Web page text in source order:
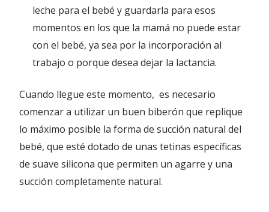
leche para el bebé y guardarla para esos
momentos en los que la mamá no puede estar
con el bebé, ya sea por la incorporación al
trabajo o porque desea dejar la lactancia.
Cuando llegue este momento, es necesario
comenzar a utilizar un buen biberón que replique
lo máximo posible la forma de succión natural del
bebé, que esté dotado de unas tetinas específicas
de suave silicona que permiten un agarre y una
succión completamente natural.